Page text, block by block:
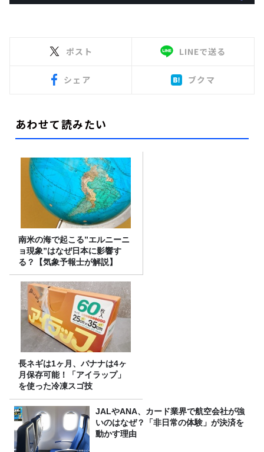
ポスト LINEで送る
シェア ブクマ
あわせて読みたい
南米の海で起こる”エルニーニ
ョ現象”はなぜ日本に影響す
る？【気象予報士が解説】
長ネギは1ヶ月、バナナは4ヶ
月保存可能！「アイラップ」
を使った冷凍スゴ技
JALやANA、カード業界で航空会社が強
いのはなぜ？「非日常の体験」が決済を
動かす理由